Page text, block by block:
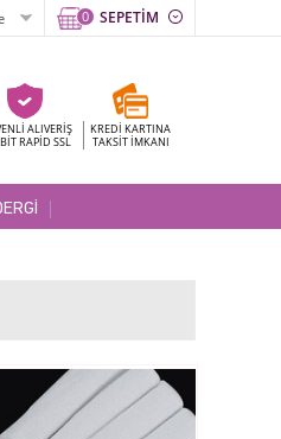
0 SEPETİM
ALIVERİŞ
RAPİD SSL
KREDİ KARTINA
TAKSİT İMKANI